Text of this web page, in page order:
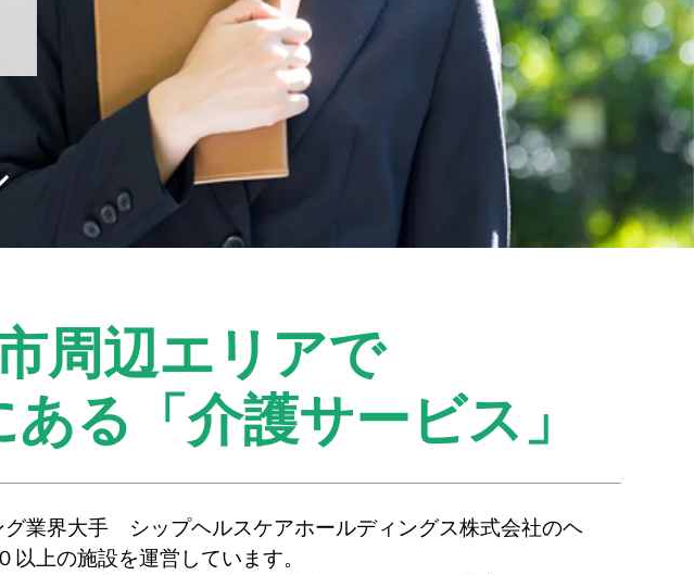
周辺エリアで
ある 「介護サービス」
業界大手 シップヘルスケアホールディングス株式会社のヘ
上の施設を運営しています。